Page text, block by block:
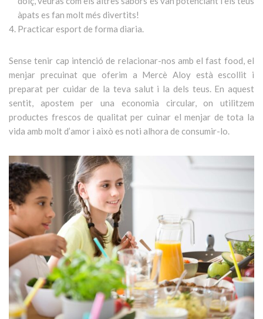
àpats es fan molt més divertits!
Practicar esport de forma diaria.
Sense tenir cap intenció de relacionar-nos amb el fast food, el
menjar precuinat que oferim a Mercè Aloy està escollit i
preparat per cuidar de la teva salut i la dels teus. En aquest
sentit, apostem per una economia circular, on utilitzem
productes frescos de qualitat per cuinar el menjar de tota la
vida amb molt d’amor i això es noti alhora de consumir-lo.